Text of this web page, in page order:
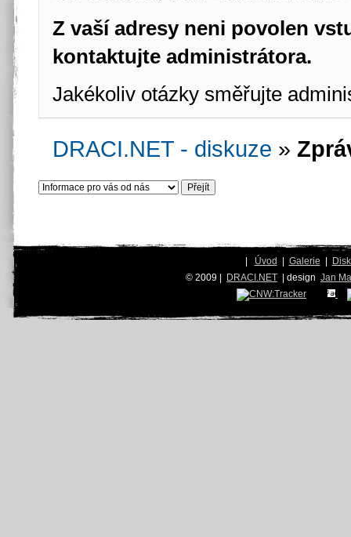
Z vaší adresy neni povolen
kontaktujte administrátora.
Jakékoliv otázky směřujte
DRACI.NET - diskuze »
| Úvod | Galerie |
© 2009 | DRACI.NET | design Jan